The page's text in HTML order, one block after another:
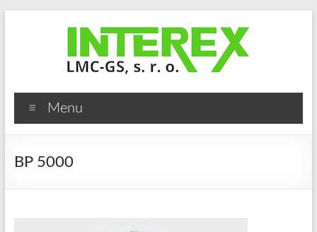
Interex
LMC-
GS,
Menu
BP 5000